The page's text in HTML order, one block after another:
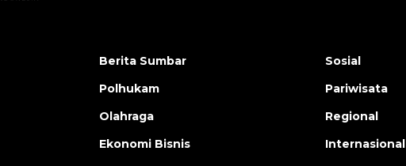
Berita Sumbar
Polhukam
Olahraga
Ekonomi Bisnis
Sosial
Pariwisata
Regional
Internasional